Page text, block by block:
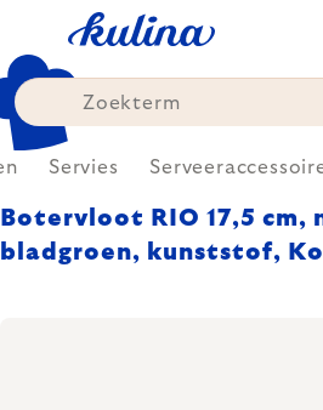
content
Servies
Botervloot RIO 17,5
bladgroen, kunststof,